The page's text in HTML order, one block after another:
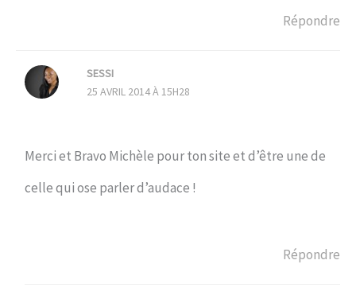
Répondre
SESSI
25 AVRIL 2014 À 15H28
Merci et Bravo Michèle pour ton site et d’être une de
celle qui ose parler d’audace !
Répondre